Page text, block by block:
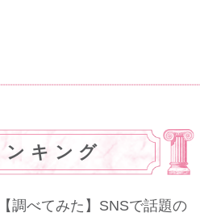
ンキング
【調べてみた】SNSで話題の